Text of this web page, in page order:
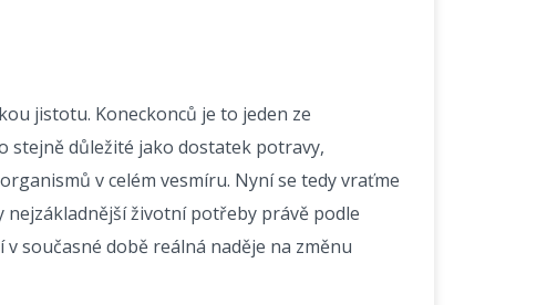
jistotu. Koneckonců je to jeden ze
stejně důležité jako dostatek potravy,
v celém vesmíru. Nyní se tedy vraťme
nejzákladnější životní potřeby právě podle
současné době reálná naděje na změnu